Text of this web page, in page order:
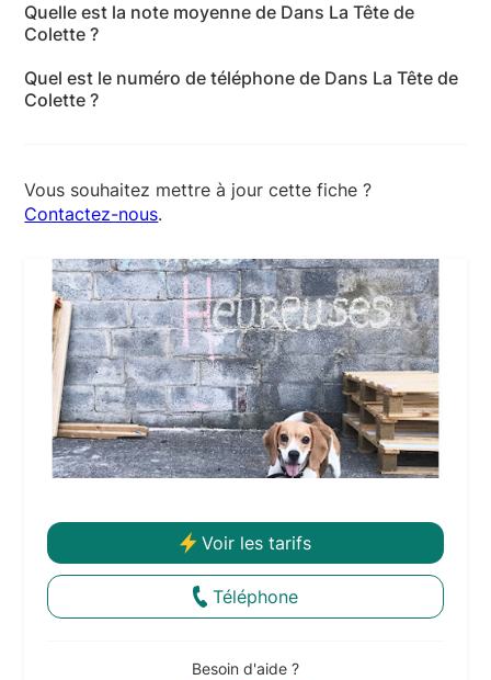
sont les suivants : lundi: Ouvert 24h/24 - mardi:
Ouvert 24h/24 - mercredi: Ouvert 24h/24 - jeudi:
Ouvert 24h/24 - vendredi: Ouvert 24h/24 - samedi:
Ouvert 24h/24 - dimanche: Ouvert 24h/24
Quelle est la note moyenne de Dans La Tête de
Colette ?
moyenne de 5 sur 5.
Quel est le numéro de téléphone de Dans La Tête de
Colette ?
Vous souhaitez mettre à jour cette fiche ?
Contactez-nous.
Voir les tarifs
Téléphone
Besoin d'aide ?